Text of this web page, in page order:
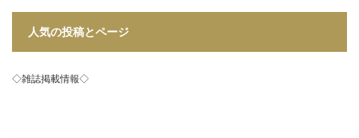
人気の投稿とページ
◇雑誌掲載情報◇